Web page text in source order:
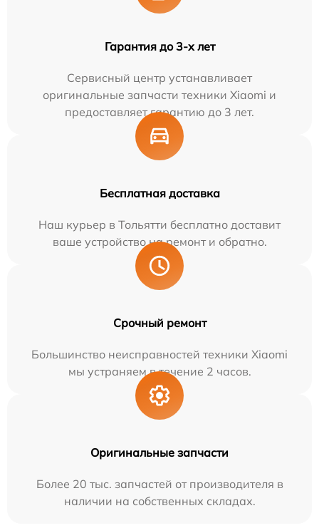
Гарантия до 3-х лет
Сервисный центр устанавливает
оригинальные запчасти техники Xiaomi и
предоставляет гарантию до 3 лет.
Бесплатная доставка
Наш курьер в Тольятти бесплатно доставит
ваше устройство на ремонт и обратно.
Срочный ремонт
Большинство неисправностей техники Xiaomi
мы устраняем в течение 2 часов.
Оригинальные запчасти
Более 20 тыс. запчастей от производителя в
наличии на собственных складах.